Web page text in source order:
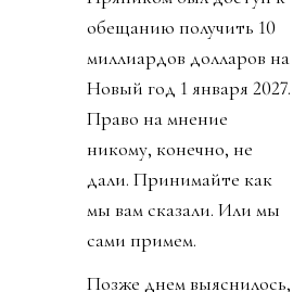
обещанию получить 10
миллиардов долларов на
Новый год 1 января 2027.
Право на мнение
никому, конечно, не
дали. Принимайте как
мы вам сказали. Или мы
сами примем.
Позже днем выяснилось,